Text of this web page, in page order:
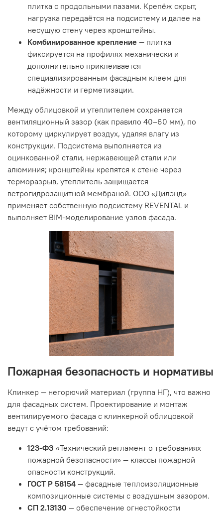
плитка с продольными пазами. Крепёж скрыт,
нагрузка передаётся на подсистему и далее на
несущую стену через кронштейны.
Комбинированное крепление — плитка
фиксируется на профилях механически и
дополнительно приклеивается
специализированным фасадным клеем для
надёжности и герметизации.
Между облицовкой и утеплителем сохраняется
вентиляционный зазор (как правило 40–60 мм), по
которому циркулирует воздух, удаляя влагу из
конструкции. Подсистема выполняется из
оцинкованной стали, нержавеющей стали или
алюминия; кронштейны крепятся к стене через
терморазрыв, утеплитель защищается
ветрогидрозащитной мембраной. ООО «Дилэнд»
применяет собственную подсистему REVENTAL и
выполняет BIM-моделирование узлов фасада.
Пожарная безопасность и нормативы
Клинкер — негорючий материал (группа НГ), что важно
для фасадных систем. Проектирование и монтаж
вентилируемого фасада с клинкерной облицовкой
ведут с учётом требований:
123-ФЗ «Технический регламент о требованиях
пожарной безопасности» — классы пожарной
опасности конструкций.
ГОСТ Р 58154 — фасадные теплоизоляционные
композиционные системы с воздушным зазором.
СП 2.13130 — обеспечение огнестойкости